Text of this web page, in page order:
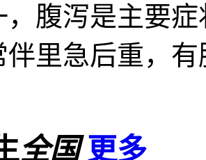
，腹泻是主要
伴里急后重，
全国 更多